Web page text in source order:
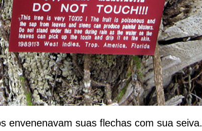
envenenavam suas flechas com sua seiva.